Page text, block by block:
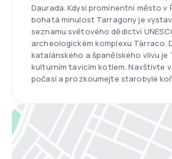
Daurada. Kdysi prominentní město v
bohatá minulost Tarragony je
seznamu světového dědictví
archeologickém komplexu Tàrraco.
katalánského a španělského vlivu je
kulturním tavicím kotlem. Navštivte
počasí a prozkoumejte starobylé